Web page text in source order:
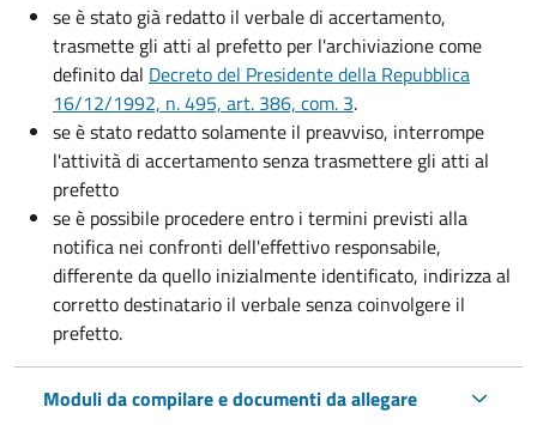
se è stato già redatto il verbale di accertamento,
trasmette gli atti al prefetto per l'archiviazione come
definito dal Decreto del Presidente della Repubblica
16/12/1992, n. 495, art. 386, com. 3.
se è stato redatto solamente il preavviso, interrompe
l'attività di accertamento senza trasmettere gli atti al
prefetto
se è possibile procedere entro i termini previsti alla
notifica nei confronti dell'effettivo responsabile,
differente da quello inizialmente identificato, indirizza al
corretto destinatario il verbale senza coinvolgere il
prefetto.
Moduli da compilare e documenti da allegare